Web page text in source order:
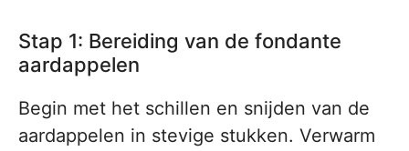
Stap 1: Bereiding van de fondante
aardappelen
Begin met het schillen en snijden van de
aardappelen in stevige stukken. Verwarm